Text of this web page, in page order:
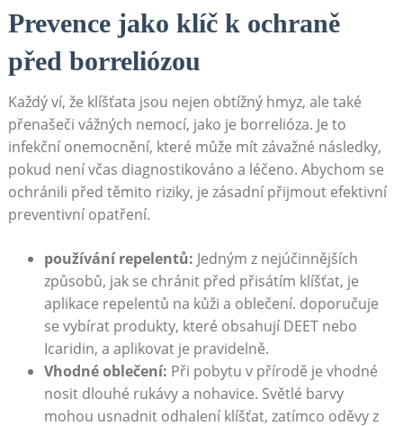
Prevence jako klíč k ochraně
před borreliózou
Každý ví, že klíšťata jsou nejen obtížný hmyz, ale také
přenašeči vážných nemocí, jako je borrelióza. Je to
infekční onemocnění, které může mít závažné následky,
pokud není včas diagnostikováno a léčeno. Abychom se
ochránili před těmito riziky, je zásadní přijmout efektivní
preventivní opatření.
používání repelentů: Jedným z nejúčinnějších
způsobů, jak se chránit před přisátím klíšťat, je
aplikace repelentů na kůži a oblečení. doporučuje
se vybírat produkty, které obsahují DEET nebo
Icaridin, a aplikovat je pravidelně.
Vhodné oblečení: Při pobytu v přírodě je vhodné
nosit dlouhé rukávy a nohavice. Světlé barvy
mohou usnadnit odhalení klíšťat, zatímco oděvy z